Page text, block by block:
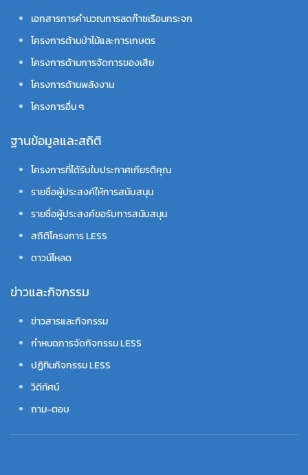
เอกสารการคำนวณการลดก๊าซเรือนกระจก
โครงการด้านป่าไม้และการเกษตร
โครงการด้านการจัดการของเสีย
โครงการด้านพลังงาน
โครงการอื่น ๆ
ฐานข้อมูลและสถิติ
โครงการที่ได้รับใบประกาศเกียรติคุณ
รายชื่อผู้ประสงค์ให้การสนับสนุน
รายชื่อผู้ประสงค์ขอรับการสนับสนุน
สถิติโครงการ LESS
ดาวน์โหลด
ข่าวและกิจกรรม
ข่าวสารและกิจกรรม
กำหนดการจัดกิจกรรม LESS
ปฏิทินกิจกรรม LESS
วิดีทัศน์
ถาม-ตอบ